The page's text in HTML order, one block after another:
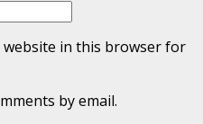
website in this browser for
by email.